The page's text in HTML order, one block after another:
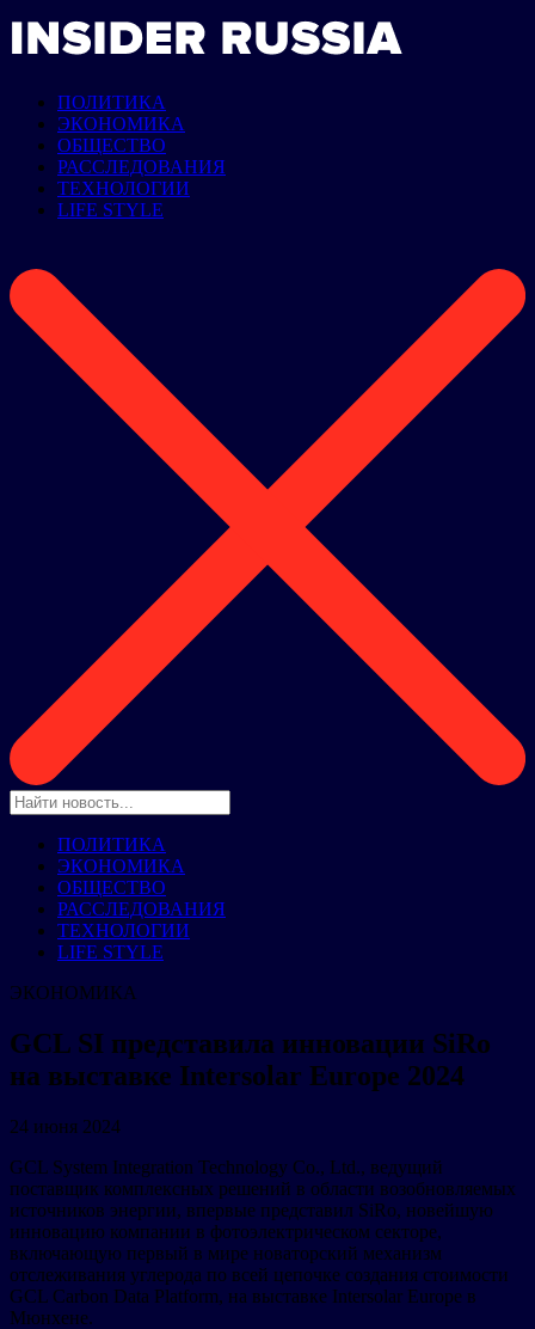
ПОЛИТИКА
ЭКОНОМИКА
ОБЩЕСТВО
РАССЛЕДОВАНИЯ
ТЕХНОЛОГИИ
LIFE STYLE
ПОЛИТИКА
ЭКОНОМИКА
ОБЩЕСТВО
РАССЛЕДОВАНИЯ
ТЕХНОЛОГИИ
LIFE STYLE
ЭКОНОМИКА
GCL SI представила инновации SiRo
на выставке Intersolar Europe 2024
24 июня 2024
GCL System Integration Technology Co., Ltd., ведущий
поставщик комплексных решений в области возобновляемых
источников энергии, впервые представил SiRo, новейшую
инновацию компании в фотоэлектрическом секторе,
включающую первый в мире новаторский механизм
отслеживания углерода по всей цепочке создания стоимости
GCL Carbon Data Platform, на выставке Intersolar Europe в
Мюнхене.